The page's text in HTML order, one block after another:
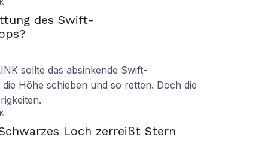
des Swift-
sollte das absinkende Swift-
Höhe schieben und so retten. Doch die
Loch zerreißt Stern